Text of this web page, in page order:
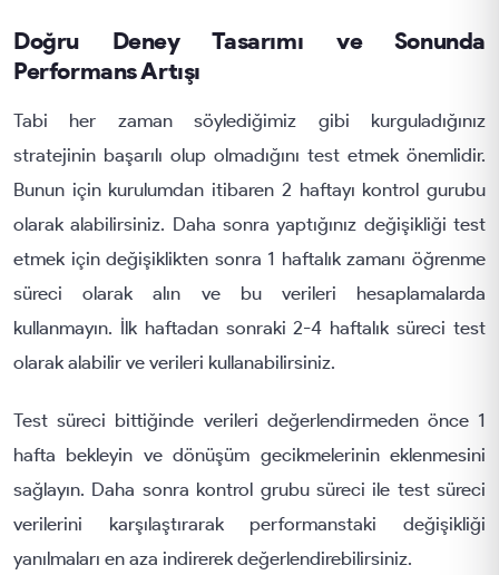
Doğru Deney Tasarımı ve Sonunda
Performans Artışı
Tabi her zaman söylediğimiz gibi kurguladığınız
stratejinin başarılı olup olmadığını test etmek önemlidir.
Bunun için kurulumdan itibaren 2 haftayı kontrol gurubu
olarak alabilirsiniz. Daha sonra yaptığınız değişikliği test
etmek için değişiklikten sonra 1 haftalık zamanı öğrenme
süreci olarak alın ve bu verileri hesaplamalarda
kullanmayın. İlk haftadan sonraki 2-4 haftalık süreci test
olarak alabilir ve verileri kullanabilirsiniz.
Test süreci bittiğinde verileri değerlendirmeden önce 1
hafta bekleyin ve dönüşüm gecikmelerinin eklenmesini
sağlayın. Daha sonra kontrol grubu süreci ile test süreci
verilerini karşılaştırarak performanstaki değişikliği
yanılmaları en aza indirerek değerlendirebilirsiniz.